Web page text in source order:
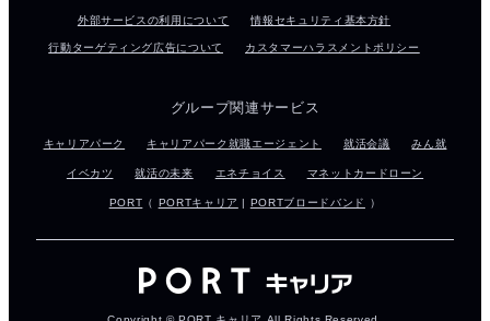
外部サービスの利用について 情報セキュリティ基本方針
行動ターゲティング広告について カスタマーハラスメントポリシー